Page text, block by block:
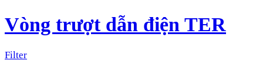
Vòng trượt dẫn điện TER
Filter